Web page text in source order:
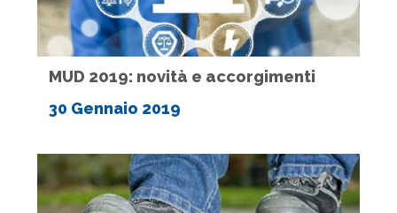
MUD 2019: novità e accorgimenti
30 Gennaio 2019